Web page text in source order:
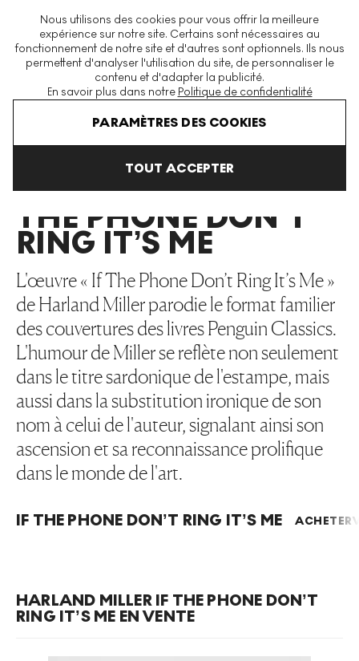
Nous utilisons des cookies pour vous offrir la meilleure
expérience sur notre site. Certains sont nécessaires au
fonctionnement de notre site et d'autres sont optionnels. Ils nous
permettent d'analyser l'utilisation du site, de personnaliser le
contenu et d'adapter la publicité.
En savoir plus dans notre Politique de confidentialité
PARAMÈTRES DES COOKIES
TOUT ACCEPTER
La plus grande plateforme mondiale d'estampes et éditions
modernes et contemporaines
Harland Miller If The Phone Don’t Ring It’s Me
IF
THE PHONE DON’T
RING IT’S ME
L'œuvre « If The Phone Don’t Ring It’s Me »
de Harland Miller parodie le format familier
des couvertures des livres Penguin Classics.
L'humour de Miller se reflète non seulement
dans le titre sardonique de l'estampe, mais
aussi dans la substitution ironique de son
nom à celui de l'auteur, signalant ainsi son
ascension et sa reconnaissance prolifique
dans le monde de l'art.
IF THE PHONE DON’T RING IT’S ME ACHETER
HARLAND MILLER IF THE PHONE DON’T
RING IT’S ME EN VENTE